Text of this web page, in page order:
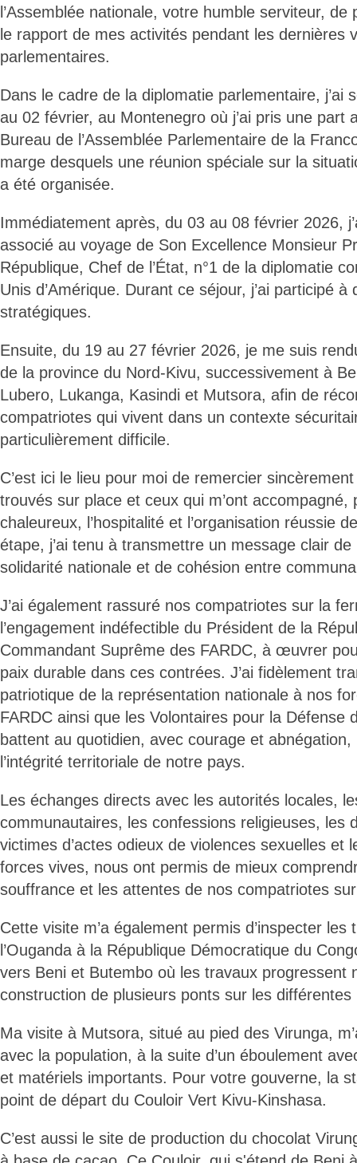
l’Assemblée nationale, votre humble serviteur,
le rapport de mes activités pendant les dernières
parlementaires.
Dans le cadre de la diplomatie parlementaire, j’ai
au 02 février, au Montenegro où j’ai pris une part
Bureau de l’Assemblée Parlementaire de la
marge desquels une réunion spéciale sur la
a été organisée.
Immédiatement après, du 03 au 08 février 2026,
associé au voyage de Son Excellence Monsieur
République, Chef de l’État, n°1 de la diplomatie
Unis d’Amérique. Durant ce séjour, j’ai participé
stratégiques.
Ensuite, du 19 au 27 février 2026, je me suis
de la province du Nord-Kivu, successivement à
Lubero, Lukanga, Kasindi et Mutsora, afin de
compatriotes qui vivent dans un contexte
particulièrement difficile.
C’est ici le lieu pour moi de remercier
trouvés sur place et ceux qui m’ont accompagné,
chaleureux, l’hospitalité et l’organisation réussie
étape, j’ai tenu à transmettre un message clair de
solidarité nationale et de cohésion entre
J’ai également rassuré nos compatriotes sur la
l’engagement indéfectible du Président de la
Commandant Suprême des FARDC, à œuvrer
paix durable dans ces contrées. J’ai fidèlement
patriotique de la représentation nationale à nos
FARDC ainsi que les Volontaires pour la Défense
battent au quotidien, avec courage et
l’intégrité territoriale de notre pays.
Les échanges directs avec les autorités locales,
communautaires, les confessions religieuses, les
victimes d’actes odieux de violences sexuelles et
forces vives, nous ont permis de mieux
souffrance et les attentes de nos compatriotes
Cette visite m’a également permis d’inspecter
l’Ouganda à la République Démocratique du
vers Beni et Butembo où les travaux progressent
construction de plusieurs ponts sur les différentes
Ma visite à Mutsora, situé au pied des Virunga,
avec la population, à la suite d’un éboulement
et matériels importants. Pour votre gouverne, la
point de départ du Couloir Vert Kivu-Kinshasa.
C’est aussi le site de production du chocolat